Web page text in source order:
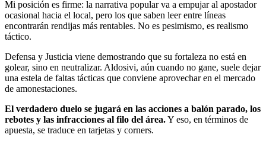
Mi posición es firme: la narrativa popular va a empujar al apostador
ocasional hacia el local, pero los que saben leer entre líneas
encontrarán rendijas más rentables. No es pesimismo, es realismo
táctico.
Defensa y Justicia viene demostrando que su fortaleza no está en
golear, sino en neutralizar. Aldosivi, aún cuando no gane, suele dejar
una estela de faltas tácticas que conviene aprovechar en el mercado
de amonestaciones.
El verdadero duelo se jugará en las acciones a balón parado, los
rebotes y las infracciones al filo del área.Y eso, en términos de
apuesta, se traduce en tarjetas y corners.